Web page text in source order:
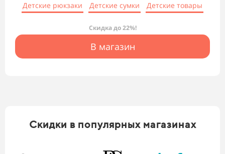
Детские рюкзаки
Детские сумки Детские товары
Скидка до 22%!
В магазин
Скидки в популярных магазинах